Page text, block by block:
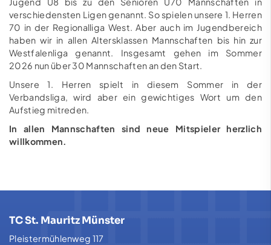
verschiedensten Ligen genannt. So spielen unsere 1. Herren
70 in der Regionalliga West. Aber auch im Jugendbereich
haben wir in allen Altersklassen Mannschaften bis hin zur
Westfalenliga genannt. Insgesamt gehen im Sommer
2026 nun über 30 Mannschaften an den Start.
Unsere 1. Herren spielt in diesem Sommer in der
Verbandsliga, wird aber ein gewichtiges Wort um den
Aufstieg mitreden.
In allen Mannschaften sind neue Mitspieler herzlich
willkommen.
TC St. Mauritz Münster
Pleistermühlenweg 117